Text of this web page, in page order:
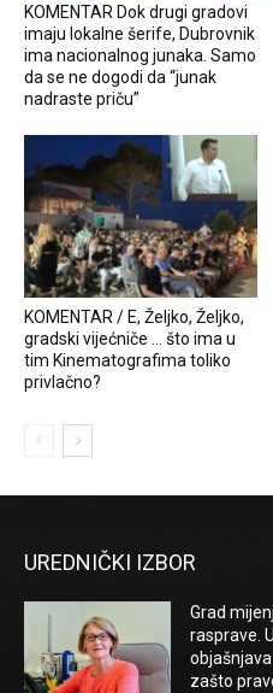
KOMENTAR Dok drugi gradovi
imaju lokalne šerife, Dubrovnik
ima nacionalnog junaka. Samo
da se ne dogodi da “junak
nadraste priču”
KOMENTAR / E, Željko, Željko,
gradski vijećniče … što ima u
tim Kinematografima toliko
privlačno?
UREDNIČKI IZBOR
Grad
rasprave.
zašto